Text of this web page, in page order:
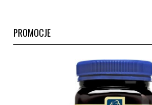
PROMOCJE